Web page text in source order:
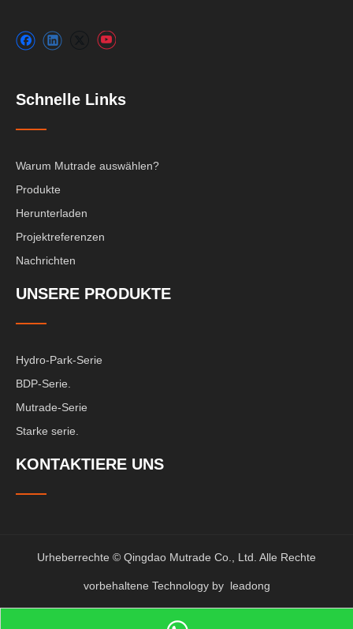
Schnelle Links
Warum Mutrade auswählen?
Produkte
Herunterladen
Projektreferenzen
Nachrichten
UNSERE PRODUKTE
Hydro-Park-Serie
BDP-Serie.
Mutrade-Serie
Starke serie.
KONTAKTIERE UNS
Urheberrechte © Qingdao Mutrade Co., Ltd. Alle Rechte
vorbehaltene Technology by leadong